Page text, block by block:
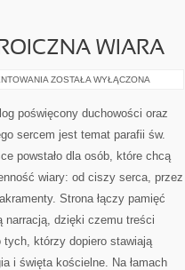
WIARA
ŚWIĘCI
HEROICZNA
ZOSTAŁA WYŁĄCZONA
poświęcony duchowości oraz
sercem jest temat parafii św.
powstało dla osób, które chcą
wiary: od ciszy serca, przez
Strona łączy pamięć
narracją, dzięki czemu treści
tych, którzy dopiero stawiają
i święta kościelne. Na łamach